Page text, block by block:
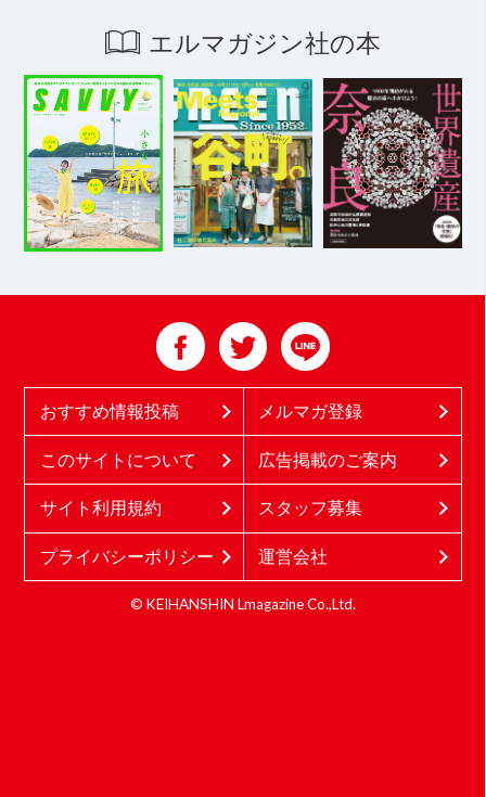
エルマガジン社の本
おすすめ情報投稿 メルマガ登録
このサイトについて 広告掲載のご案内
サイト利用規約 スタッフ募集
プライバシーポリシー 運営会社
© KEIHANSHIN Lmagazine Co.,Ltd.